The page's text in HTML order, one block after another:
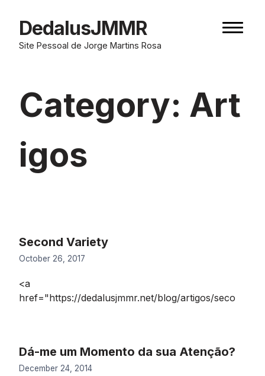
contentDedalusJMMR
Site Pessoal de Jorge Martins Rosa
Category: Art
igos
Second Variety
October 26, 2017
<a
href="https://dedalusjmmr.net/blog/artigos/seco
Dá-me um Momento da sua Atenção?
December 24, 2014